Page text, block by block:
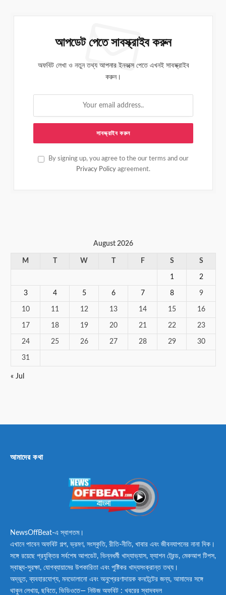
আপডেট পেতে সাবস্ক্রাইব করুন
অফবিট লেখা ও নতুন তথ্য আপনার ইনবক্সে পেতে এখনই সাবস্ক্রাইব
করুন।
By signing up, you agree to the our terms and our
Privacy Policy agreement.
August 2026
M W F S S
1 2
3 4 5 6 7 8 9
10 11 12 13 14 15 16
17 18 19 20 21 22 23
24 25 26 27 28 29 30
31
« Jul
আমাদের কথা
NewsOffBeat-এ স্বাগতম।
এখানে পাবেন অফবিট গল্প, ভ্রমণ, সংস্কৃতি, রীতি-নীতি, খাবার এবং জীবনযাপনের নানা দিক।
সঙ্গে রয়েছে প্রযুক্তির সর্বশেষ আপডেট, ভিন্নধর্মী খাদ্যাভ্যাস, ফ্যাশন ট্রেন্ড, মেকআপ টিপস,
স্বাস্থ্য-সুরক্ষা, যোগব্যায়ামের উপকারিতা এবং পুষ্টিকর খাদ্যসংক্রান্ত তথ্য।
অদ্ভুত, ব্যবহারযোগ্য, মনভোলানো এবং অনুপ্রেরণাদায়ক কনটেন্টের জন্য, আমাদের সঙ্গে
থাকুন লেখায়, ছবিতে, ভিডিওতে— নিউজ অফবিট : খবরের স্বাদবদল